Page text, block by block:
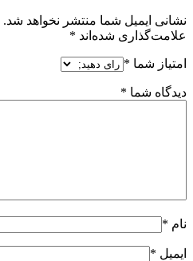
نشانی ایمیل شما منتشر نخواهد شد.
علامت‌گذاری شده‌اند *
امتیاز شما *
دیدگاه شما *
نام *
ایمیل *